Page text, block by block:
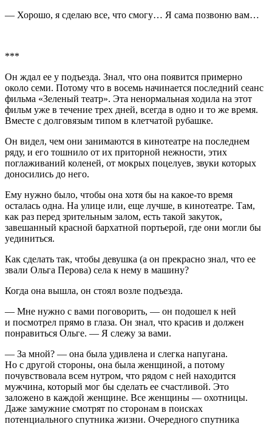
— Хорошо, я сделаю все, что смогу… Я сама позвоню вам…
***
Он ждал ее у подъезда. Знал, что она появится примерно
около семи. Потому что в восемь начинается последний сеанс
фильма «Зеленый театр». Эта ненормальная ходила на этот
фильм уже в течение трех дней, всегда в одно и то же время.
Вместе с долговязым типом в клетчатой рубашке.
Он видел, чем они занимаются в кинотеатре на последнем
ряду, и его тошнило от их приторной нежности, этих
поглаживаний коленей, от мокрых поцелуев, звуки которых
доносились до него.
Ему нужно было, чтобы она хотя бы на какое-то время
осталась одна. На улице или, еще лучше, в кинотеатре. Там,
как раз перед зрительным залом, есть такой закуток,
завешанный красной бархатной портьерой, где они могли бы
уединиться.
Как сделать так, чтобы девушка (а он прекрасно знал, что ее
звали Ольга Перова) села к нему в машину?
Когда она вышла, он стоял возле подъезда.
— Мне нужно с вами поговорить, — он подошел к ней
и посмотрел прямо в глаза. Он знал, что красив и должен
понравиться Ольге. — Я слежу за вами.
— За мной? — она была удивлена и слегка напугана.
Но с другой стороны, она была женщиной, а потому
почувствовала всем нутром, что рядом с ней находится
мужчина, который мог бы сделать ее счастливой. Это
заложено в каждой женщине. Все женщины — охотницы.
Даже замужние смотрят по сторонам в поисках
потенциального спутника жизни. Очередного спутника